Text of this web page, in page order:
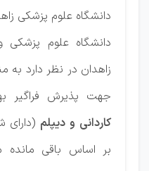
دانشگاه علوم پزشکی
دانشگاه علوم
زاهدان در نظر دارد به
جهت پذیرش فراگیر
کاردانی و دیپلم (دارای